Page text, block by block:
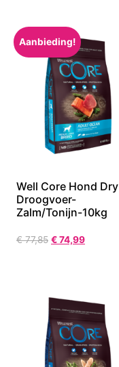
Aanbieding!
Well Core Hond Dry
Droogvoer-
Zalm/Tonijn-10kg
€77,85 €74,99